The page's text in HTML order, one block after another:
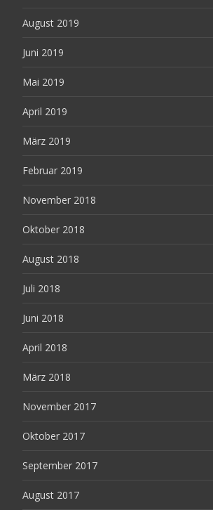
August 2019
Juni 2019
Mai 2019
April 2019
März 2019
Februar 2019
November 2018
Oktober 2018
August 2018
Juli 2018
Juni 2018
April 2018
März 2018
November 2017
Oktober 2017
September 2017
August 2017